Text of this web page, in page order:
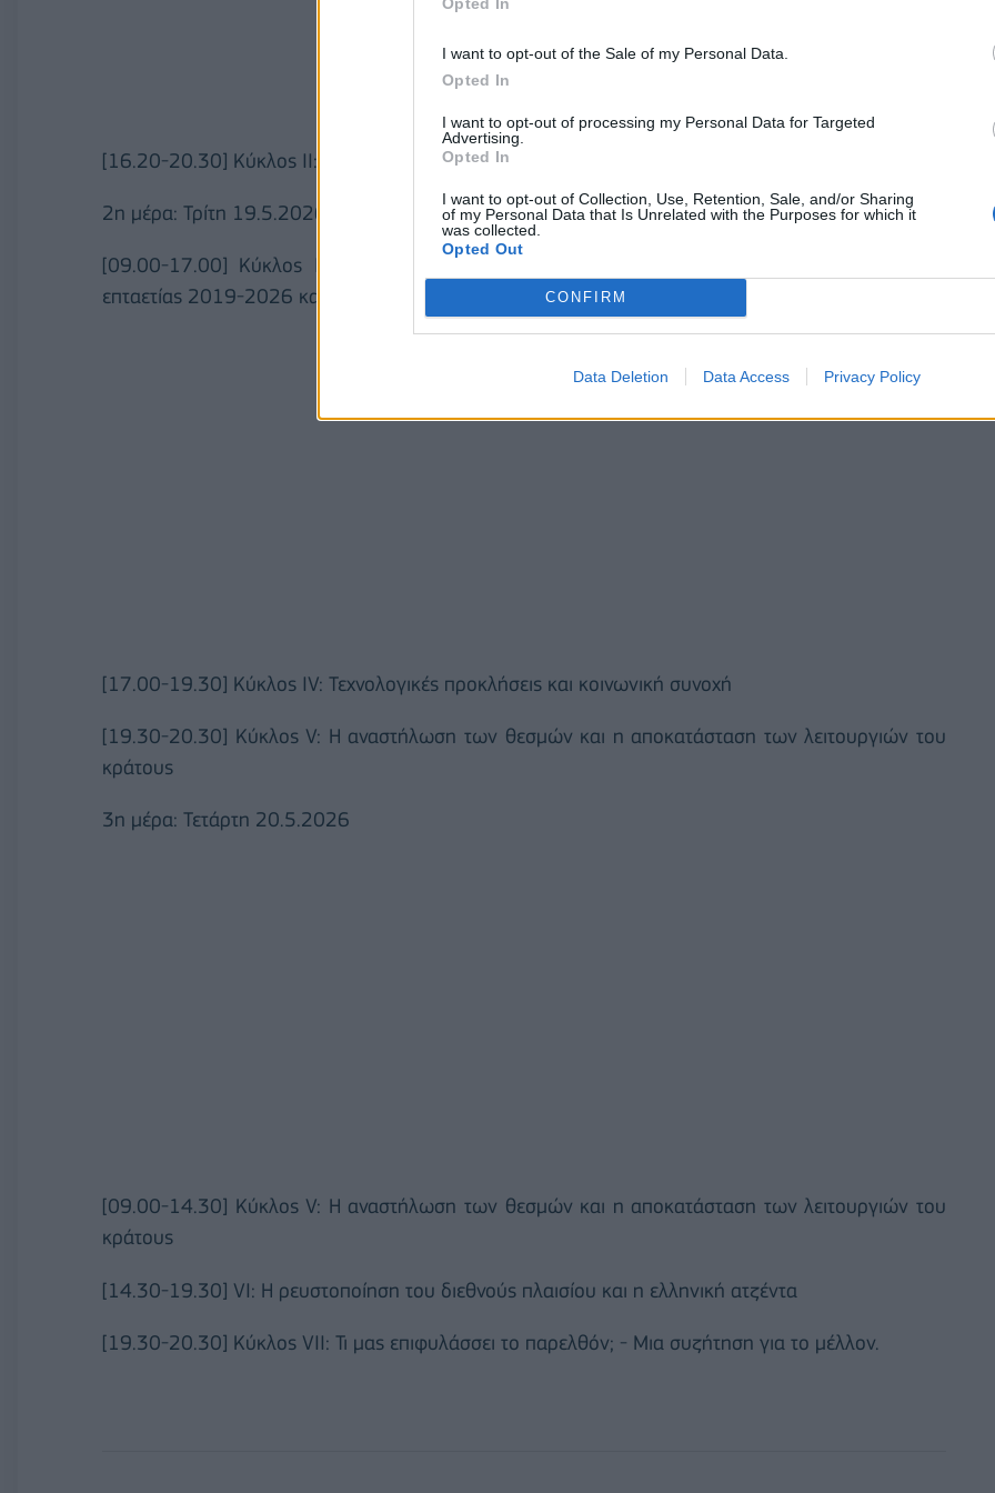
I want to opt-out of the Sale of my Personal Data.
Opted In
I want to opt-out of processing my Personal Data for Targeted
Advertising.
Opted In
I want to opt-out of Collection, Use, Retention, Sale, and/or Sharing
of my Personal Data that Is Unrelated with the Purposes for which it
was collected.
Opted Out
CONFIRM
Data Deletion Data Access Privacy Policy
[16.20-20.30] Κύκλος IΙ: Συνθήκες παγκόσμιας αβεβαιότητας
2η μέρα: Τρίτη 19.5.2026
[09.00-17.00] Κύκλος II: Πόσο ανθεκτική είναι η ελληνική οικονομία; - Ο απολογισμός της
επταετίας 2019-2026 και οι νέες προκλήσεις
[17.00-19.30] Κύκλος IV: Τεχνολογικές προκλήσεις και κοινωνική συνοχή
[19.30-20.30] Κύκλος V: Η αναστήλωση των θεσμών και η αποκατάσταση των λειτουργιών του
κράτους
3η μέρα: Τετάρτη 20.5.2026
[09.00-14.30] Κύκλος V: Η αναστήλωση των θεσμών και η αποκατάσταση των λειτουργιών του
κράτους
[14.30-19.30] VΙ: Η ρευστοποίηση του διεθνούς πλαισίου και η ελληνική ατζέντα
[19.30-20.30] Κύκλος VΙΙ: Τι μας επιφυλάσσει το παρελθόν; - Μια συζήτηση για το μέλλον.